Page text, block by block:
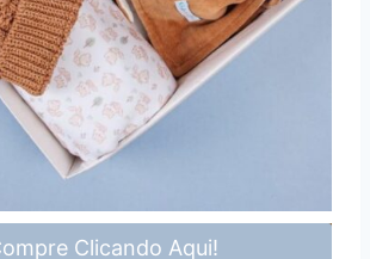
Clicando Aqui!